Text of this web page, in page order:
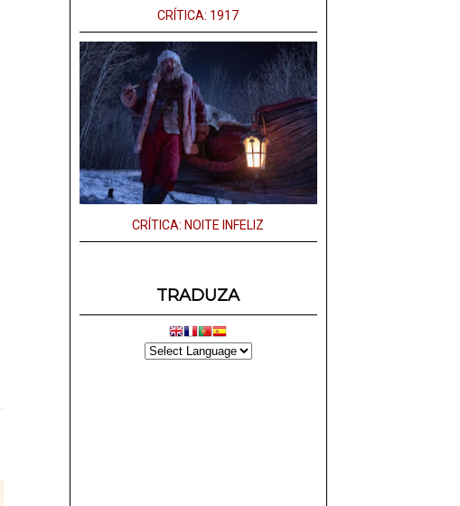
CRÍTICA: 1917
CRÍTICA: NOITE INFELIZ
TRADUZA